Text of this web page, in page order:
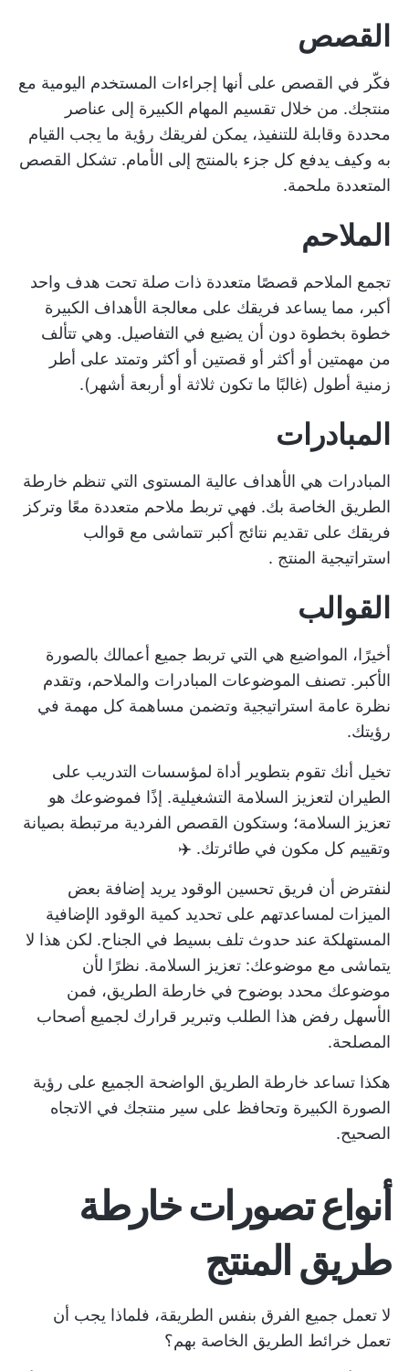
القصص
فكّر في القصص على أنها إجراءات المستخدم اليومية مع
منتجك. من خلال تقسيم المهام الكبيرة إلى عناصر
محددة وقابلة للتنفيذ، يمكن لفريقك رؤية ما يجب القيام
به وكيف يدفع كل جزء بالمنتج إلى الأمام. تشكل القصص
المتعددة ملحمة.
الملاحم
تجمع الملاحم قصصًا متعددة ذات صلة تحت هدف واحد
أكبر، مما يساعد فريقك على معالجة الأهداف الكبيرة
خطوة بخطوة دون أن يضيع في التفاصيل. وهي تتألف
من مهمتين أو أكثر أو قصتين أو أكثر وتمتد على أطر
زمنية أطول (غالبًا ما تكون ثلاثة أو أربعة أشهر).
المبادرات
المبادرات هي الأهداف عالية المستوى التي تنظم خارطة
الطريق الخاصة بك. فهي تربط ملاحم متعددة معًا وتركز
فريقك على تقديم نتائج أكبر تتماشى مع قوالب
استراتيجية المنتج .
القوالب
أخيرًا، المواضيع هي التي تربط جميع أعمالك بالصورة
الأكبر. تصنف الموضوعات المبادرات والملاحم، وتقدم
نظرة عامة استراتيجية وتضمن مساهمة كل مهمة في
رؤيتك.
تخيل أنك تقوم بتطوير أداة لمؤسسات التدريب على
الطيران لتعزيز السلامة التشغيلية. إذًا فموضوعك هو
تعزيز السلامة؛ وستكون القصص الفردية مرتبطة بصيانة
وتقييم كل مكون في طائرتك. ✈️
لنفترض أن فريق تحسين الوقود يريد إضافة بعض
الميزات لمساعدتهم على تحديد كمية الوقود الإضافية
المستهلكة عند حدوث تلف بسيط في الجناح. لكن هذا لا
يتماشى مع موضوعك: تعزيز السلامة. نظرًا لأن
موضوعك محدد بوضوح في خارطة الطريق، فمن
الأسهل رفض هذا الطلب وتبرير قرارك لجميع أصحاب
المصلحة.
هكذا تساعد خارطة الطريق الواضحة الجميع على رؤية
الصورة الكبيرة وتحافظ على سير منتجك في الاتجاه
الصحيح.
أنواع تصورات خارطة
طريق المنتج
لا تعمل جميع الفرق بنفس الطريقة، فلماذا يجب أن
تعمل خرائط الطريق الخاصة بهم؟